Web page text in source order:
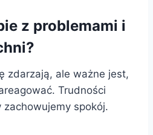
z problemami i
zdarzają, ale ważne jest,
Trudności
zachowujemy spokój.